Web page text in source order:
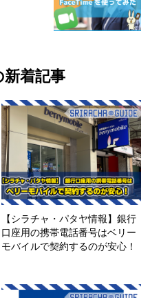
着記事
【シラチャ・パタヤ情報】銀行
口座用の携帯電話番号はベリー
モバイルで契約するのが安心！